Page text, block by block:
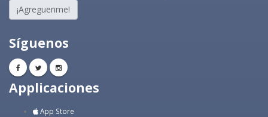
¡Agreguenme!
Síguenos
Applicaciones
App Store